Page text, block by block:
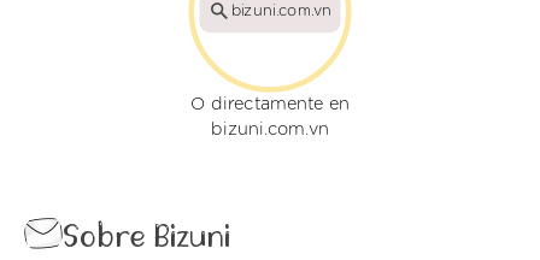
bizuni.com.vn
O directamente en
bizuni.com.vn
Sobre Bizuni